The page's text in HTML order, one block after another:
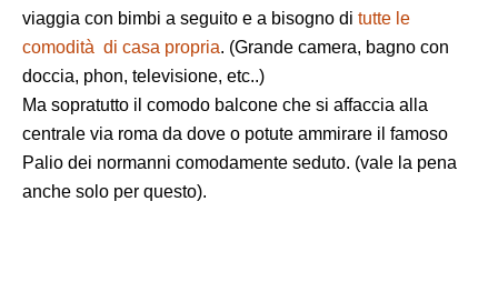
viaggia con bimbi a seguito e a bisogno di tutte le
comodità di casa propria. (Grande camera, bagno con
doccia, phon, televisione, etc..)
Ma sopratutto il comodo balcone che si affaccia alla
centrale via roma da dove o potute ammirare il famoso
Palio dei normanni comodamente seduto. (vale la pena
anche solo per questo).